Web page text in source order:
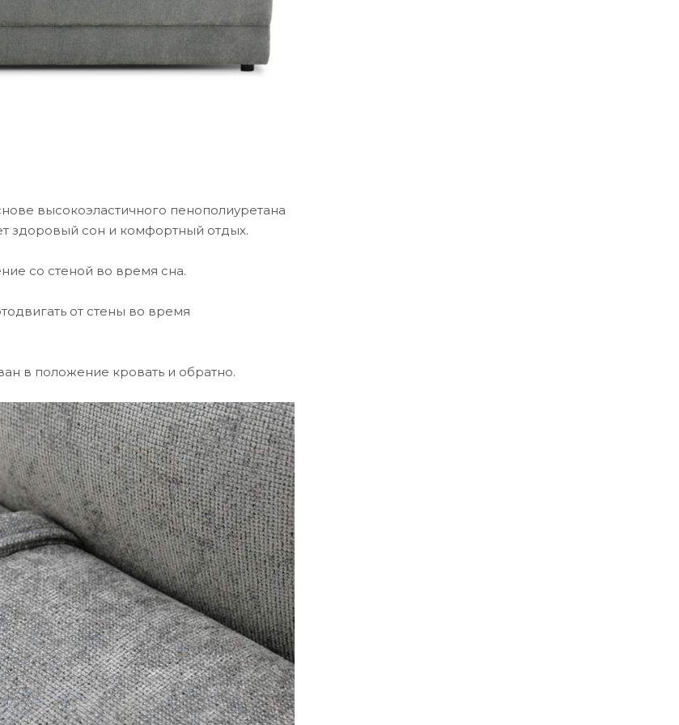
высокоэластичного пенополиуретана
здоровый сон и комфортный отдых.
со стеной во время сна.
от стены во время
в положение кровать и обратно.